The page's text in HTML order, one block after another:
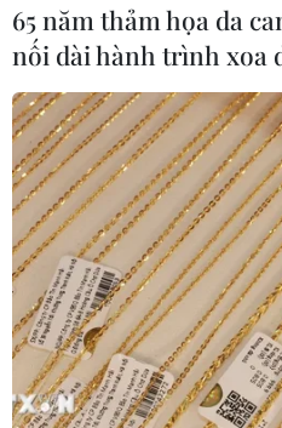
65 năm thảm họa da
nối dài hành trình xoa